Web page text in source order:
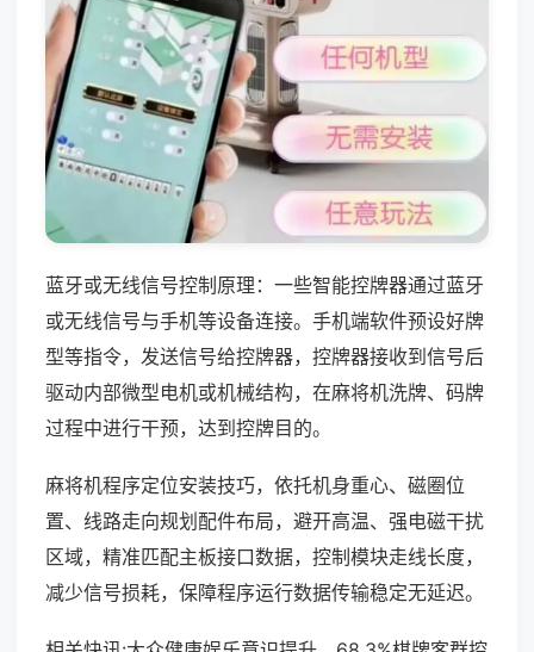
蓝牙或无线信号控制原理：一些智能控牌器通过蓝牙
或无线信号与手机等设备连接。手机端软件预设好牌
型等指令，发送信号给控牌器，控牌器接收到信号后
驱动内部微型电机或机械结构，在麻将机洗牌、码牌
过程中进行干预，达到控牌目的。
麻将机程序定位安装技巧，依托机身重心、磁圈位
置、线路走向规划配件布局，避开高温、强电磁干扰
区域，精准匹配主板接口数据，控制模块走线长度，
减少信号损耗，保障程序运行数据传输稳定无延迟。